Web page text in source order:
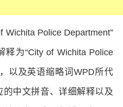
Wichita Police Department”
释为“City of Wichita Police
以及英语缩略词WPD所代
中文拼音、详细解释以及